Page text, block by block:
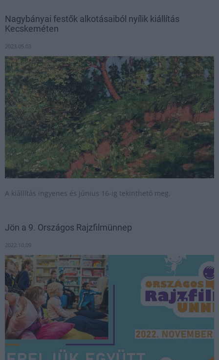
Nagybányai festők alkotásaiból nyílik kiállítás
Kecskeméten
2023.05.03
A kiállítás ingyenes és június 16-ig tekinthető meg.
Jön a 9. Országos Rajzfilmünnep
2022.10.09